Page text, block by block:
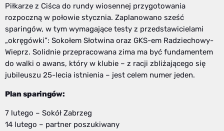
Piłkarze z Ciśca do rundy wiosennej przygotowania
rozpoczną w połowie stycznia. Zaplanowano sześć
sparingów, w tym wymagające testy z przedstawicielami
„okręgówki”: Sokołem Słotwina oraz GKS-em Radziechowy-
Wieprz. Solidnie przepracowana zima ma być fundamentem
do walki o awans, który w klubie – z racji zbliżającego się
jubileuszu 25-lecia istnienia – jest celem numer jeden.
Plan sparingów:
7 lutego – Sokół Zabrzeg
14 lutego – partner poszukiwany